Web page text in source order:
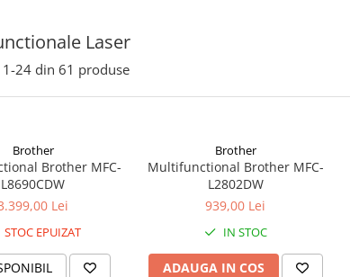
Laser
1-24 din 61 produse
Brother
Brother MFC-
L8690CDW
Lei
STOC EPUIZAT
Brother
Multifunctional Brother MFC-
L2802DW
939,00 Lei
IN STOC
ADAUGA IN COS